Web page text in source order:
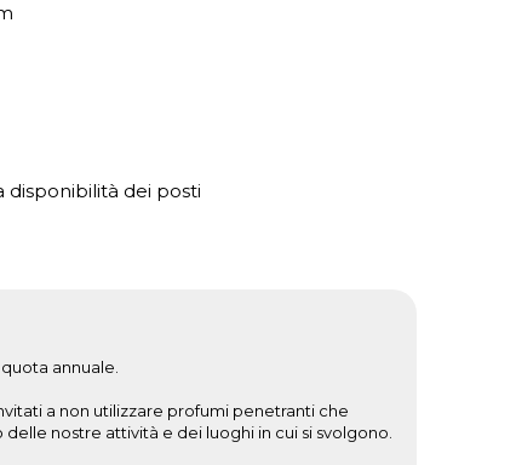
dei posti
annuale.
a non utilizzare profumi penetranti che
nostre attività e dei luoghi in cui si svolgono.